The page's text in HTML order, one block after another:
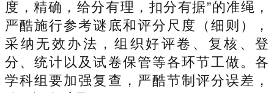
度，精确，给分有理，扣分有据”的准绳，
严酷施行参考谜底和评分尺度（细则），
采纳无效办法，组织好评卷、复核、登
分、统计以及试卷保管等各环节工做。各
学科组要加强复查，严酷节制评分误差，